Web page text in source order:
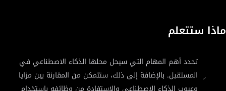
ماذا ستتعلم
تحدد أهم المهام التي سيحل محلها الذكاء الاصطناعي في
المستقبل. بالإضافة إلى ذلك، ستتمكن من المقارنة بين مزايا